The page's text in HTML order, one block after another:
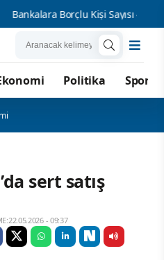
Bankalara Borçlu Kişi Sayısı 44
Politika Spor
sert satış
- 09:37